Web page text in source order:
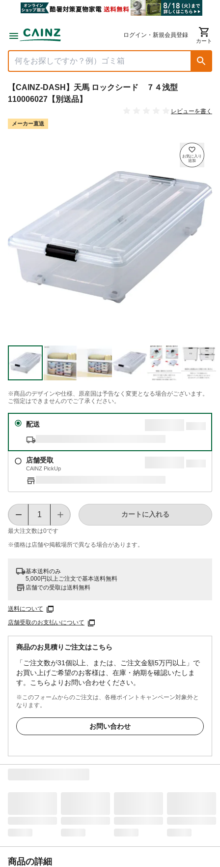
ログイン・新規会員登録
カート
【CAINZ-DASH】天馬 ロックシード ７４浅型
110006027【別送品】
レビューを書く
メーカー直送
※商品のデザインや仕様、原産国は予告なく変更となる場合がございます。
ご指定はできませんのでご了承ください。
配送
店舗受取
CAINZ PickUp
最大注文数は0です
カートに入れる
※価格は​店舗や​掲載場所で​異なる​場合が​あります。
基本送料のみ
5,000円以上ご注文で基本送料無料
店舗での受取は送料無料
送料について
店舗受取のお支払いについて
商品のお見積りご注文はこちら
「ご注文数が31個以上、または、ご注文金額5万円以上」で
お買い上げご希望のお客様は、在庫・納期を確認いたしま
す。こちらよりお問い合わせください。
※このフォームからのご注文は、各種ポイントキャンペーン対象外と
なります。
お問い合わせ
商品の詳細